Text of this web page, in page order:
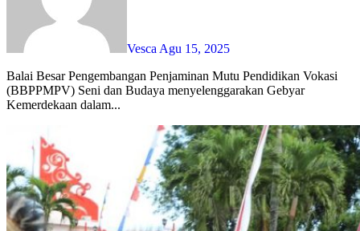
Vesca Agu 15, 2025
Balai Besar Pengembangan Penjaminan Mutu Pendidikan Vokasi
(BBPPMPV) Seni dan Budaya menyelenggarakan Gebyar
Kemerdekaan dalam...